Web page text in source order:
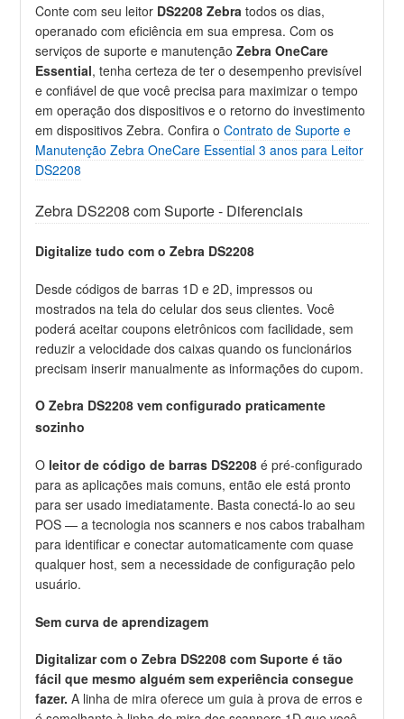
Conte com seu leitor DS2208 Zebratodos os dias,
operanado com eficiência em sua empresa. Com os
serviços de suporte e manutençãoZebra OneCare
Essential, tenha certeza de ter o desempenho previsível
e confiável de que você precisa para maximizar o tempo
em operação dos dispositivos e o retorno do investimento
em dispositivos Zebra. Confira oContrato de Suporte e
Manutenção Zebra OneCare Essential 3 anos para Leitor
DS2208
Zebra DS2208 com Suporte - Diferenciais
Digitalize tudo com o Zebra DS2208
Desde códigos de barras 1D e 2D, impressos ou
mostrados na tela do celular dos seus clientes. Você
poderá aceitar coupons eletrônicos com facilidade, sem
reduzir a velocidade dos caixas quando os funcionários
precisam inserir manualmente as informações do cupom.
O Zebra DS2208 vem configurado praticamente
sozinho
O leitor de código de barras DS2208 é pré-configurado
para as aplicações mais comuns, então ele está pronto
para ser usado imediatamente. Basta conectá-lo ao seu
POS — a tecnologia nos scanners e nos cabos trabalham
para identificar e conectar automaticamente com quase
qualquer host, sem a necessidade de configuração pelo
usuário.
Sem curva de aprendizagem
Digitalizar com o Zebra DS2208 com Suporte é tão
fácil que mesmo alguém sem experiência consegue
fazer.A linha de mira oferece um guia à prova de erros e